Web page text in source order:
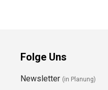
Folge Uns
Newsletter (in Planung)